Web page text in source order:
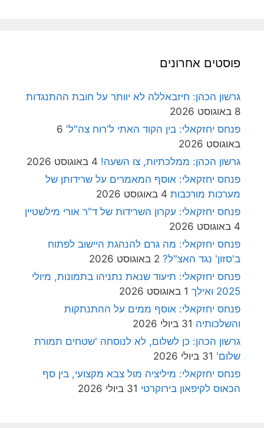
פוסטים אחרונים
גרשון הכהן: חיזבאללה לא יוותר על חובת ההתנגדות
8 באוגוסט 2026
פנחס יחזקאלי: בין הקוד האתי ל'רוח צה"ל' 6
באוגוסט 2026
גרשון הכהן: ממלכתיות, צו השעה! 4 באוגוסט 2026
פנחס יחזקאלי: אוסף המאמרים על שרידותן של
מערכות מורכבות 4 באוגוסט 2026
פנחס יחזקאלי: עקרון השרידות של ד"ר אורי מילשטיין
4 באוגוסט 2026
פנחס יחזקאלי: מה גרם להנהגת היישוב לפתוח
ב'סזון' נגד האצ"ל? 2 באוגוסט 2026
פנחס יחזקאלי: תיעוד שנאת נתניהו בתמונות, מיולי
2025 ואילך
1 באוגוסט 2026
פנחס יחזקאלי: אוסף ממים על ההתנתקות
והשלכותיה 31 ביולי 2026
גרשון הכהן: כן לשלום, לא לנוסחה 'שטחים תמורת
שלום' 31 ביולי 2026
פנחס יחזקאלי: מיליציה מול צבא מקצועי, בין סף
הכאוס לקיפאון בירוקרטי 31 ביולי 2026